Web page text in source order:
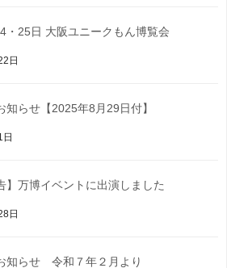
・25日 大阪ユニークもん博覧会
日
知らせ【2025年8月29日付】
】万博イベントに出演しました
日
知らせ 令和７年２月より